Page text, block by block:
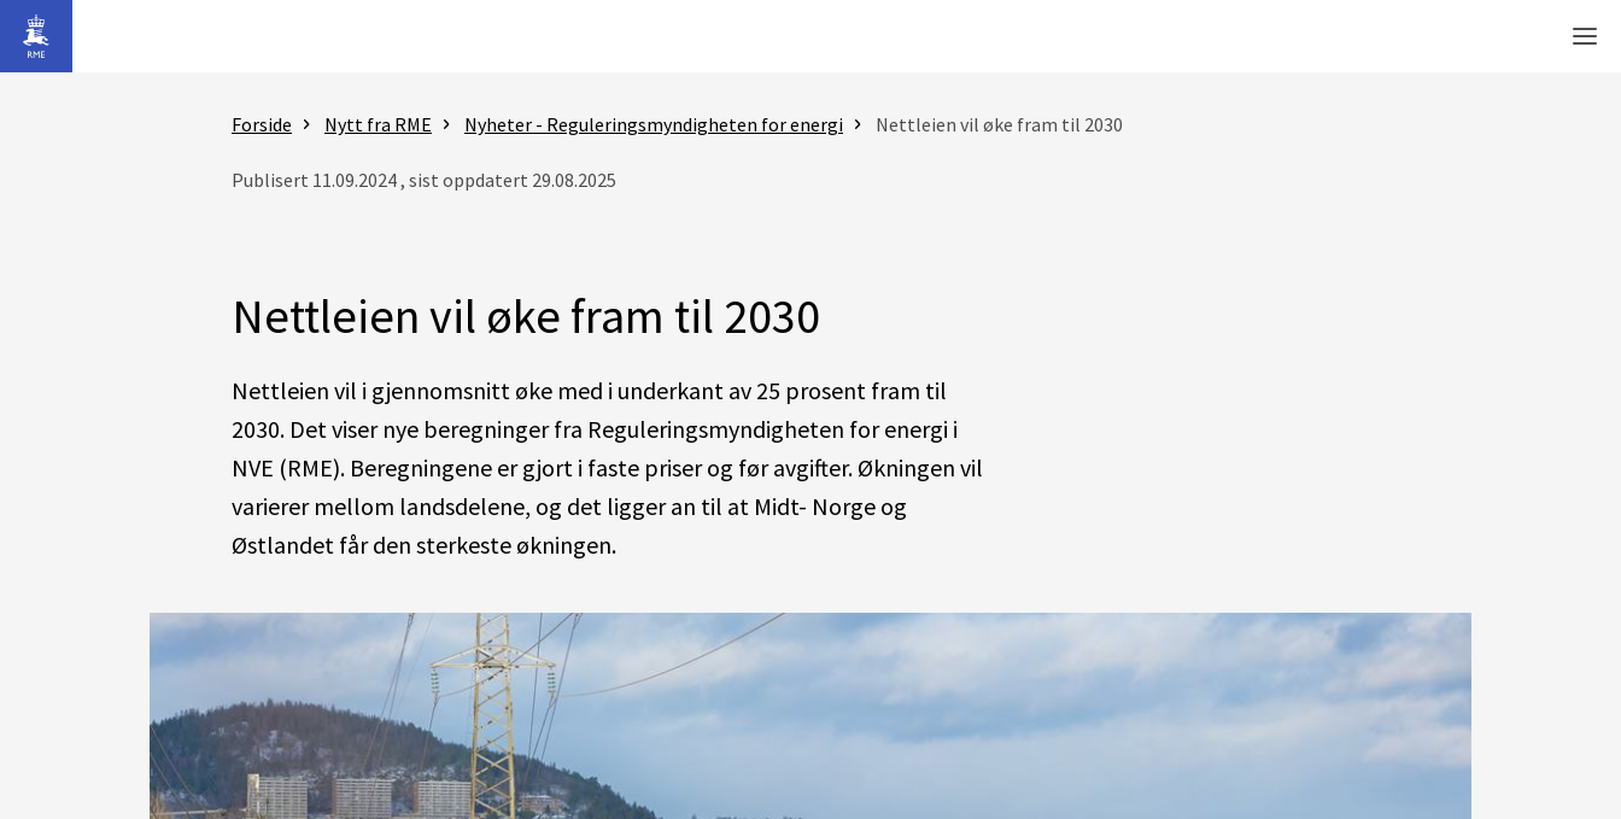
Gå til hovedinnhold
Forside Nytt fra RME Nyheter - Reguleringsmyndigheten for energi Nettleien vil øke fram til 2030
Publisert 11.09.2024 , sist oppdatert 29.08.2025
Nettleien vil øke fram til 2030
Nettleien vil i gjennomsnitt øke med i underkant av 25 prosent fram til
2030. Det viser nye beregninger fra Reguleringsmyndigheten for energi i
NVE (RME). Beregningene er gjort i faste priser og før avgifter. Økningen vil
varierer mellom landsdelene, og det ligger an til at Midt- Norge og
Østlandet får den sterkeste økningen.